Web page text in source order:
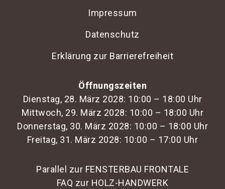
Impressum
Datenschutz
Erklärung zur Barrierefreiheit
Öffnungszeiten
Dienstag, 28. März 2028: 10:00 – 18:00 Uhr
Mittwoch, 29. März 2028: 10:00 – 18:00 Uhr
Donnerstag, 30. März 2028: 10:00 – 18:00 Uhr
Freitag, 31. März 2028: 10:00 – 17:00 Uhr
Parallel zur FENSTERBAU FRONTALE
FAQ zur HOLZ-HANDWERK